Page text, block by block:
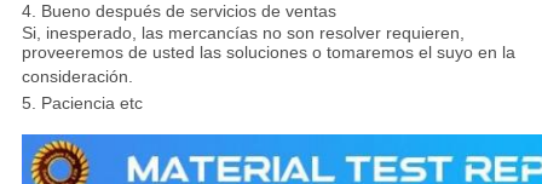
4. Bueno después de servicios de ventas
Si, inesperado, las mercancías no son resolver requieren,
proveeremos de usted las soluciones o tomaremos el suyo en la
consideración.
5. Paciencia etc